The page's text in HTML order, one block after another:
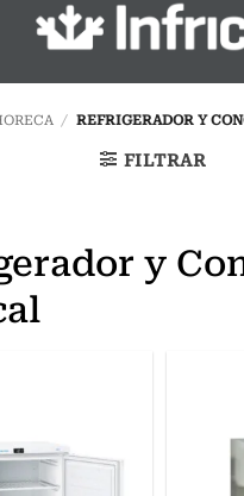
/ REFRIGERADOR Y
FILTRAR
y